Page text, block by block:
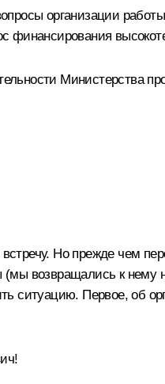
организации
финансирования
Министерства
Но прежде чем
возвращались к нему
ситуацию. Первое, об